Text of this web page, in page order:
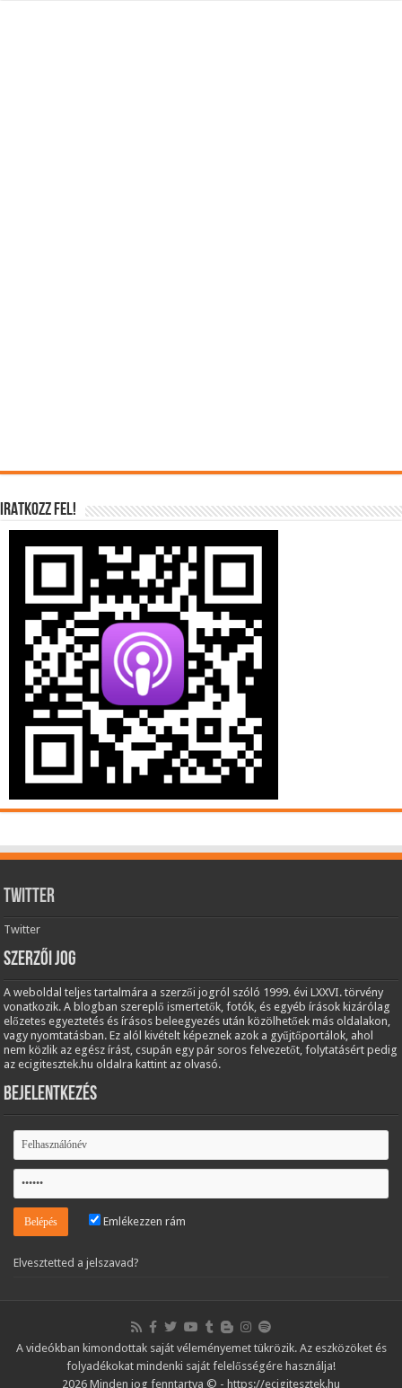
IRATKOZZ FEL!
Twitter
Twitter
Szerzői jog
A weboldal teljes tartalmára a szerzői jogról szóló 1999. évi LXXVI. törvény
vonatkozik. A blogban szereplő ismertetők, fotók, és egyéb írások kizárólag
előzetes egyeztetés és írásos beleegyezés után közölhetőek más oldalakon,
vagy nyomtatásban. Ez alól kivételt képeznek azok a gyűjtőportálok, ahol
nem közlik az egész írást, csupán egy pár soros felvezetőt, folytatásért pedig
az ecigitesztek.hu oldalra kattint az olvasó.
Bejelentkezés
Emlékezzen rám
Elvesztetted a jelszavad?
A videókban kimondottak saját véleményemet tükrözik. Az eszközöket és
folyadékokat mindenki saját felelősségére használja!
2026 Minden jog fenntartva © - https://ecigitesztek.hu